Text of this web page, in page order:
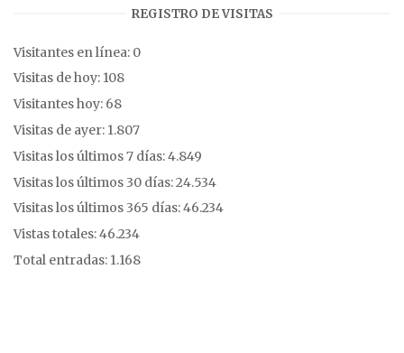
REGISTRO DE VISITAS
Visitantes en línea: 0
Visitas de hoy: 108
Visitantes hoy: 68
Visitas de ayer: 1.807
Visitas los últimos 7 días:4.849
Visitas los últimos 30 días:24.534
Visitas los últimos 365 días:46.234
Vistas totales:46.234
Total entradas: 1.168